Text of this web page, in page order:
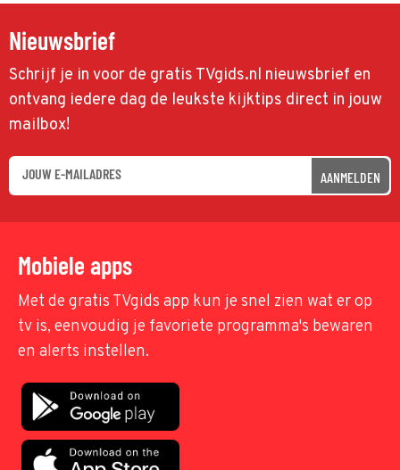
Nieuwsbrief
Schrijf je in voor de gratis TVgids.nl nieuwsbrief en
ontvang iedere dag de leukste kijktips direct in jouw
mailbox!
AANMELDEN
Mobiele apps
Met de gratis TVgids app kun je snel zien wat er op
tv is, eenvoudig je favoriete programma's bewaren
en alerts instellen.